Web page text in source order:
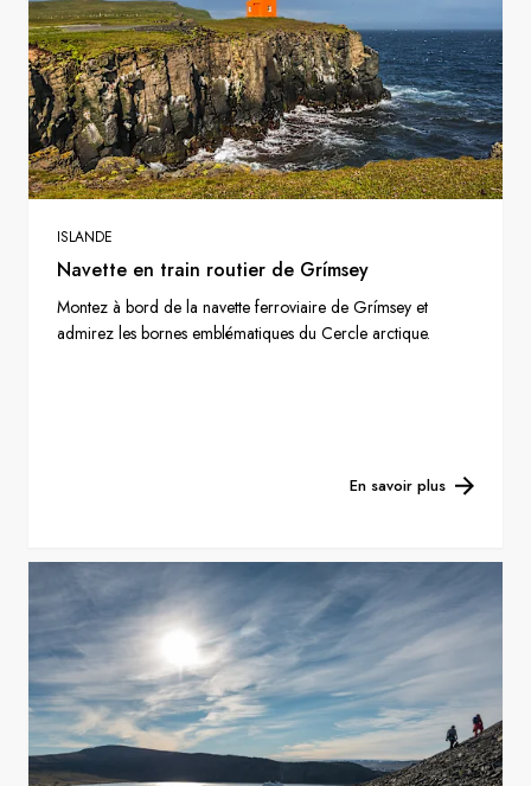
ISLANDE
Navette en train routier de Grímsey
Montez à bord de la navette ferroviaire de Grímsey et
admirez les bornes emblématiques du Cercle arctique.
En savoir plus